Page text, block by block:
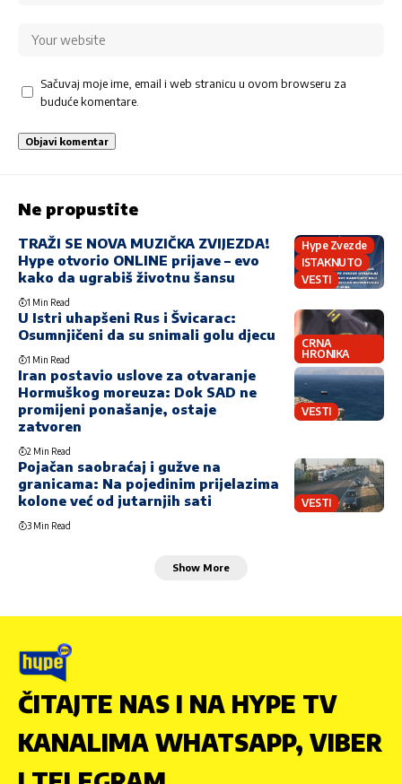
Sačuvaj moje ime, email i web stranicu u ovom browseru za
buduće komentare.
Ne propustite
Hype Zvezde
ISTAKNUTO
VESTI
TRAŽI SE NOVA MUZIČKA ZVIJEZDA!
Hype otvorio ONLINE prijave – evo
kako da ugrabiš životnu šansu
1 Min Read
CRNA
HRONIKA
U Istri uhapšeni Rus i Švicarac:
Osumnjičeni da su snimali golu djecu
1 Min Read
VESTI
Iran postavio uslove za otvaranje
Hormuškog moreuza: Dok SAD ne
promijeni ponašanje, ostaje
zatvoren
2 Min Read
VESTI
Pojačan saobraćaj i gužve na
granicama: Na pojedinim prijelazima
kolone već od jutarnjih sati
3 Min Read
Show More
ČITAJTE NAS I NA HYPE TV
KANALIMA WHATSAPP, VIBER